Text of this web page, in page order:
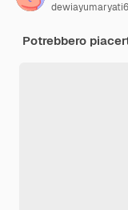
dewiayumaryati6
Potrebbero